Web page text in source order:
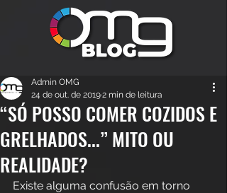
“SÓ POSSO COMER COZIDOS E
GRELHADOS...” MITO OU
REALIDADE?
Admin OMG
24 de out. de 20192 min de leitura
Existe alguma confusão em torno